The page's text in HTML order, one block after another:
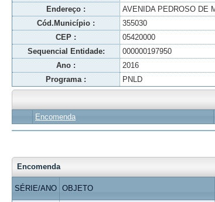
Endereço :
AVENIDA PEDROSO DE
Cód.Município :
355030
CEP :
05420000
Sequencial Entidade:
000000197950
Ano :
2016
Programa :
PNLD
Encomenda
Encomenda
SÉRIE/ANO OBJETO